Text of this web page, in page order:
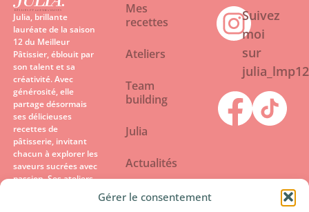
Gérer le consentement
Julia, brillante
lauréate de la saison
12 du Meilleur
Pâtissier, éblouit par
son talent et sa
créativité. Avec
générosité, elle
partage désormais
ses délicieuses
recettes de
pâtisserie, invitant
chacun à explorer les
saveurs sucrées avec
passion. Ses ateliers
Mes
recettes
Ateliers
Team
building
Julia
Actualités
Contactez-
Suivez
moi
sur
julia_lmp12